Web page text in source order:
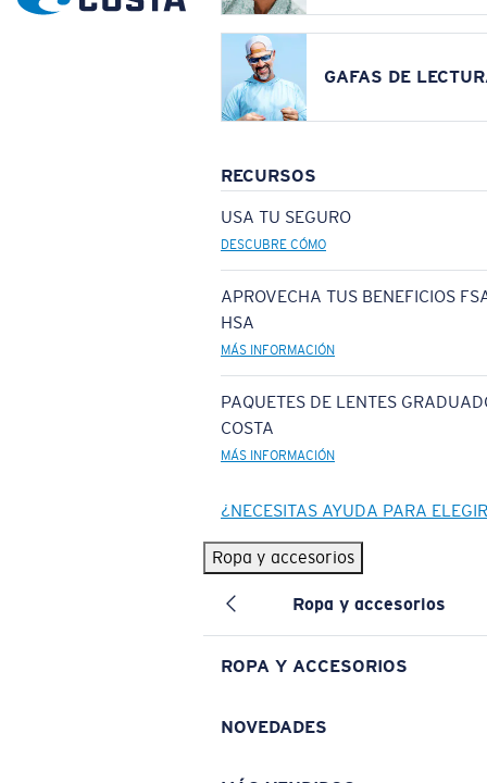
GAFAS DE
RECURSOS
USA TU SEGURO
DESCUBRE CÓMO
APROVECHA TUS BENEFICIOS
HSA
MÁS INFORMACIÓN
PAQUETES DE LENTES
COSTA
MÁS INFORMACIÓN
¿NECESITAS AYUDA PARA
Ropa y accesorios
Ropa y accesorios
ROPA Y ACCESORIOS
NOVEDADES